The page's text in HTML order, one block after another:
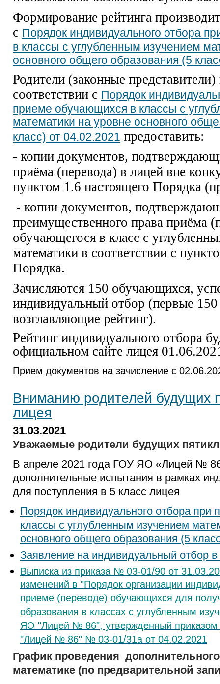
Формирование рейтинга
с Порядок индивидуального отбора
в классы с углубленным изучением
основного общего образования (5
Родители (законные
соответствии с Порядок
приеме обучающихся в классы с
математики на уровне основного
класс) от 04.02.2021 предоставить:
- копии документов,
приёма (перевода) в лицей вне
пунктом 1.6 настоящего Порядка
- копии документов,
преимущественного права приёма
обучающегося в класс с
математики в соответствии с
Порядка.
Зачисляются 150 обучающихся,
индивидуальный отбор (первые 150
возглавляющие рейтинг).
Рейтинг индивидуального отбора
официальном сайте лицея
Прием документов на зачисление с
Вниманию родителей будущих
лицея
31.03.2021
Уважаемые родители будущих
В апреле 2021 года ГОУ ЯО «Лицей №
дополнительные испытания в рамках
для поступления в 5 класс лицея
Порядок индивидуального отбора при
классы с углубленным изучением
основного общего образования (5
Заявление на индивидуальный отбор в
Выписка из приказа № 03-01/90 от
изменений в "Порядок организации
приеме (переводе) обучающихся для
образования в классах с углубленным
ЯО "Лицей № 86", утвержденный
"Лицей № 86" № 03-01/31а от 04.02.2021
График проведения
математике (по предварительной